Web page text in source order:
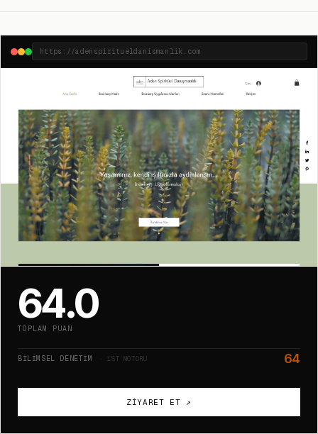
https://adenspiritueldanismanlik.com
64.0
TOPLAM PUAN
BILIMSEL DENETIM · 1ST MOTORU 64
ZIYARET ET ↗